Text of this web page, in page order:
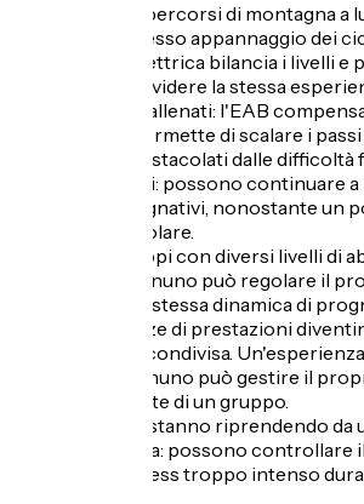
Senza il VAE, i percorsi di montagna a
rimangono spesso appannaggio dei
L'assistenza elettrica bilancia i livelli e
ciclisti di condividere la stessa
. Ciclisti meno allenati: l'EAB
resistenza e permette di scalare i
senza essere ostacolati dalle difficoltà
. Ciclisti anziani: possono continuare
percorsi impegnativi, nonostante un
potenza muscolare.
. Coppie o gruppi con diversi livelli di
l'assistenza, ognuno può regolare il
rimanere nella stessa dinamica di
che le differenze di prestazioni
all'esperienza condivisa.
fluida, in cui ognuno può gestire il
rimanendo parte di un gruppo.
. Ciclisti che si stanno riprendendo
una lunga pausa: possono controllare
evitare uno stress troppo intenso